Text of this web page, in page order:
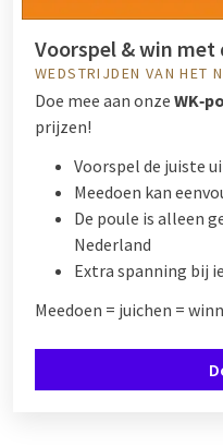
Voorspel & win met
WEDSTRIJDEN VAN HET
Doe mee aan onze
prijzen!
Voorspel de juiste
Meedoen kan
De poule is alleen
Nederland
Extra spanning bij
Meedoen = juichen =